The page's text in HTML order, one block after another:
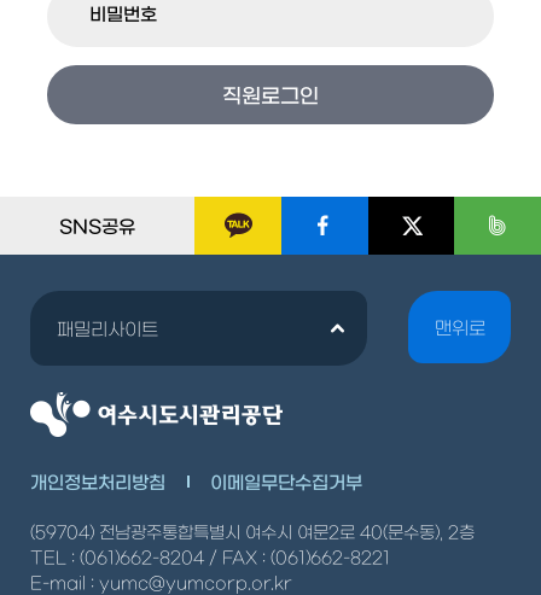
SNS공유
패밀리사이트
개인정보처리방침 이메일무단수집거부
(59704) 전남광주통합특별시 여수시 여문2로 40(문수동), 2층
TEL : (061)662-8204 / FAX : (061)662-8221
E-mail : yumc@yumcorp.or.kr
맨위로